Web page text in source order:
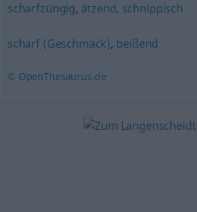
scharfzüngig, ätzend, schnippisch
scharf (Geschmack), beißend
© OpenThesaurus.de